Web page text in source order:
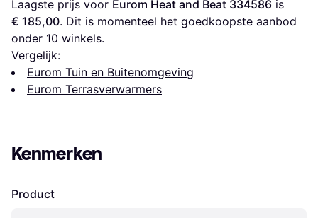
Laagste prijs voor Eurom Heat and Beat 334586
€ 185,00. Dit is momenteel het goedkoopste aanbod
onder 10 winkels.
Vergelijk:
Eurom Tuin en Buitenomgeving
Eurom Terrasverwarmers
Kenmerken
Product